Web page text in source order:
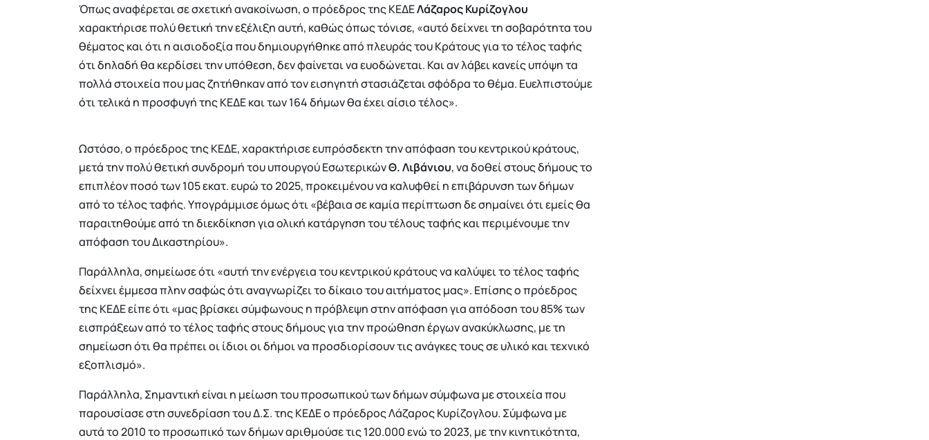
Όπως αναφέρεται σε σχετική ανακοίνωση, ο πρόεδρος της ΚΕΔΕΛάζαροςΚυρίζογλου
χαρακτήρισε πολύ θετική την εξέλιξη αυτή, καθώς όπως τόνισε, «αυτό δείχνει τη σοβαρότητα του
θέματος και ότι η αισιοδοξία που δημιουργήθηκε από πλευράς του Κράτους για το τέλος ταφής
ότι δηλαδή θα κερδίσει την υπόθεση, δεν φαίνεται να ευοδώνεται. Και αν λάβει κανείς υπόψη τα
πολλά στοιχεία που μας ζητήθηκαν από τον εισηγητή στασιάζεται σφόδρα το θέμα. Ευελπιστούμε
ότι τελικά η προσφυγή της ΚΕΔΕ και των 164 δήμων θα έχει αίσιο τέλος».
Ωστόσο, ο πρόεδρος της ΚΕΔΕ, χαρακτήρισε ευπρόσδεκτη την απόφαση του κεντρικού κράτους,
μετά την πολύ θετική συνδρομή του υπουργού ΕσωτερικώνΘ. Λιβάνιου, να δοθεί στους δήμους το
επιπλέον ποσό των 105 εκατ. ευρώ το 2025, προκειμένου να καλυφθεί η επιβάρυνση των δήμων
από το τέλος ταφής. Υπογράμμισε όμως ότι «βέβαια σε καμία περίπτωση δε σημαίνει ότι εμείς θα
παραιτηθούμε από τη διεκδίκηση για ολική κατάργηση του τέλους ταφής και περιμένουμε την
απόφαση του Δικαστηρίου».
Παράλληλα, σημείωσε ότι «αυτή την ενέργεια του κεντρικού κράτους να καλύψει το τέλος ταφής
δείχνει έμμεσα πλην σαφώς ότι αναγνωρίζει το δίκαιο του αιτήματος μας». Επίσης ο πρόεδρος
της ΚΕΔΕ είπε ότι «μας βρίσκει σύμφωνους η πρόβλεψη στην απόφαση για απόδοση του 85% των
εισπράξεων από το τέλος ταφής στους δήμους για την προώθηση έργων ανακύκλωσης, με τη
σημείωση ότι θα πρέπει οι ίδιοι οι δήμοι να προσδιορίσουν τις ανάγκες τους σε υλικό και τεχνικό
εξοπλισμό».
Παράλληλα, Σημαντική είναι η μείωση του προσωπικού των δήμων σύμφωνα με στοιχεία που
παρουσίασε στη συνεδρίαση του Δ.Σ. της ΚΕΔΕ ο πρόεδρος Λάζαρος Κυρίζογλου. Σύμφωνα με
αυτά το 2010 το προσωπικό των δήμων αριθμούσε τις 120.000 ενώ το 2023, με την κινητικότητα,